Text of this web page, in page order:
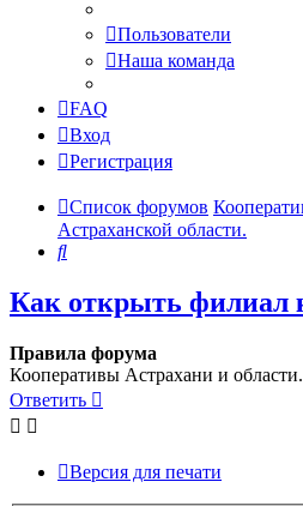
Пользователи
Наша команда
FAQ
Вход
Регистрация
Список форумов
Астраханской области.
Поиск
Как открыть филиал
Правила форума
Кооперативы Астрахани и области.
Ответить
Версия для печати